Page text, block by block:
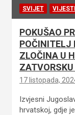
SVIJET VIJESTI
POKUŠAO
POČINITELJ
ZLOČINA U
17 listopada,
Izvjesni
hrvatskoj, gdje